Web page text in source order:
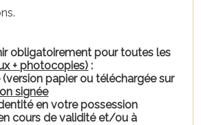
obligatoirement pour toutes les
+ photocopies) :
papier ou téléchargée sur
signée
en votre possession
cours de validité et/ou à